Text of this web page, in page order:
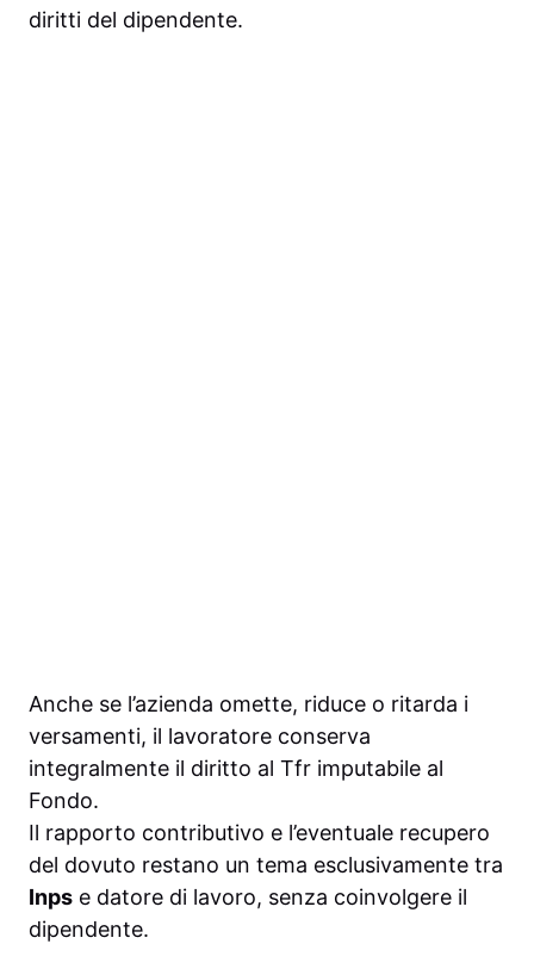
diritti del dipendente.
Anche se l’azienda omette, riduce o ritarda i
versamenti, il lavoratore conserva
integralmente il diritto al Tfr imputabile al
Fondo.
Il rapporto contributivo e l’eventuale recupero
del dovuto restano un tema esclusivamente tra
Inps e datore di lavoro, senza coinvolgere il
dipendente.